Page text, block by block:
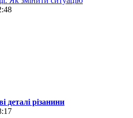
деталі різанини